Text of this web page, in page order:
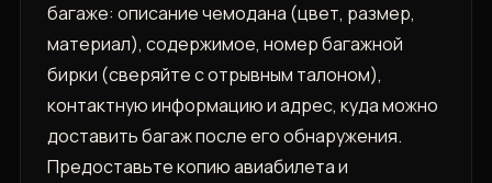
багаже: описание чемодана (цвет, размер,
материал), содержимое, номер багажной
бирки (сверяйте с отрывным талоном),
контактную информацию и адрес, куда можно
доставить багаж после его обнаружения.
Предоставьте копию авиабилета и